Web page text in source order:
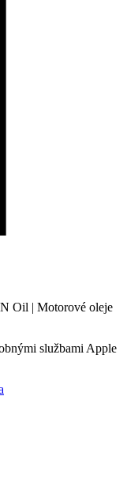
službami Apple